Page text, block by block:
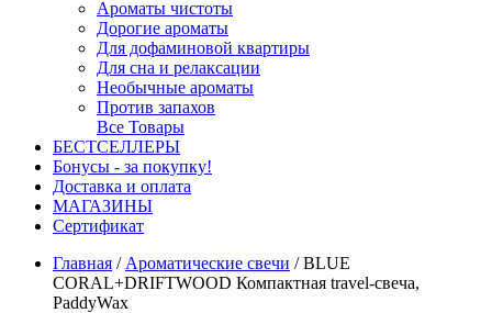
Ароматы чистоты
Дорогие ароматы
Для дофаминовой квартиры
Для сна и релаксации
Необычные ароматы
Против запахов
Все Товары
БЕСТСЕЛЛЕРЫ
Бонусы - за покупку!
Доставка и оплата
МАГАЗИНЫ
Cертификат
Главная / Ароматические свечи /BLUE
CORAL+DRIFTWOOD Компактная travel-свеча,
PaddyWax